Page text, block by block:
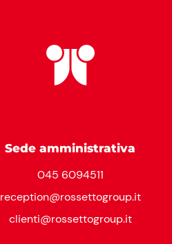
Sede amministrativa
045 6094511
reception@rossettogroup.it
clienti@rossettogroup.it